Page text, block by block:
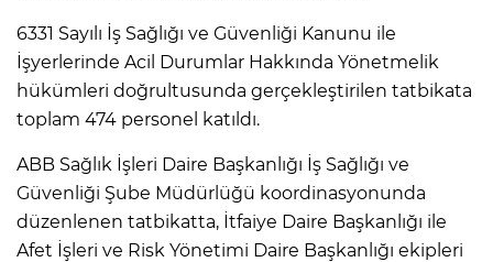
6331 Sayılı İş Sağlığı ve Güvenliği Kanunu ile
İşyerlerinde Acil Durumlar Hakkında Yönetmelik
hükümleri doğrultusunda gerçekleştirilen tatbikata
toplam 474 personel katıldı.
ABB Sağlık İşleri Daire Başkanlığı İş Sağlığı ve
Güvenliği Şube Müdürlüğü koordinasyonunda
düzenlenen tatbikatta, İtfaiye Daire Başkanlığı ile
Afet İşleri ve Risk Yönetimi Daire Başkanlığı ekipleri